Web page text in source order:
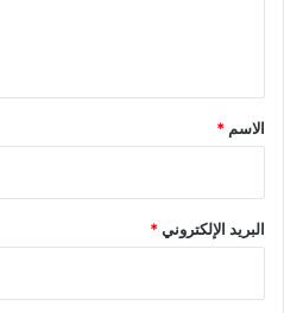
*
الاسم *
البريد الإلكتروني*